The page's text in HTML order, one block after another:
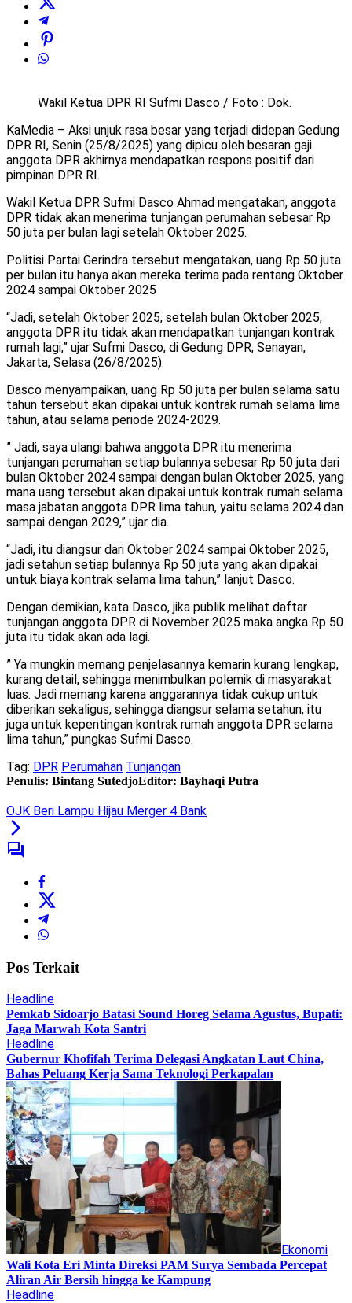
Wakil Ketua DPR RI Sufmi Dasco / Foto : Dok.
KaMedia – Aksi unjuk rasa besar yang terjadi didepan Gedung
DPR RI, Senin (25/8/2025) yang dipicu oleh besaran gaji
anggota DPR akhirnya mendapatkan respons positif dari
pimpinan DPR RI.
Wakil Ketua DPR Sufmi Dasco Ahmad mengatakan, anggota
DPR tidak akan menerima tunjangan perumahan sebesar Rp
50 juta per bulan lagi setelah Oktober 2025.
Politisi Partai Gerindra tersebut mengatakan, uang Rp 50 juta
per bulan itu hanya akan mereka terima pada rentang Oktober
2024 sampai Oktober 2025
“Jadi, setelah Oktober 2025, setelah bulan Oktober 2025,
anggota DPR itu tidak akan mendapatkan tunjangan kontrak
rumah lagi,” ujar Sufmi Dasco, di Gedung DPR, Senayan,
Jakarta, Selasa (26/8/2025).
Dasco menyampaikan, uang Rp 50 juta per bulan selama satu
tahun tersebut akan dipakai untuk kontrak rumah selama lima
tahun, atau selama periode 2024-2029.
” Jadi, saya ulangi bahwa anggota DPR itu menerima
tunjangan perumahan setiap bulannya sebesar Rp 50 juta dari
bulan Oktober 2024 sampai dengan bulan Oktober 2025, yang
mana uang tersebut akan dipakai untuk kontrak rumah selama
masa jabatan anggota DPR lima tahun, yaitu selama 2024 dan
sampai dengan 2029,” ujar dia.
“Jadi, itu diangsur dari Oktober 2024 sampai Oktober 2025,
jadi setahun setiap bulannya Rp 50 juta yang akan dipakai
untuk biaya kontrak selama lima tahun,” lanjut Dasco.
Dengan demikian, kata Dasco, jika publik melihat daftar
tunjangan anggota DPR di November 2025 maka angka Rp 50
juta itu tidak akan ada lagi.
” Ya mungkin memang penjelasannya kemarin kurang lengkap,
kurang detail, sehingga menimbulkan polemik di masyarakat
luas. Jadi memang karena anggarannya tidak cukup untuk
diberikan sekaligus, sehingga diangsur selama setahun, itu
juga untuk kepentingan kontrak rumah anggota DPR selama
lima tahun,” pungkas Sufmi Dasco.
Tag: DPR Perumahan Tunjangan
Penulis: Bintang SutedjoEditor: Bayhaqi Putra
OJK Beri Lampu Hijau Merger 4 Bank
Pos Terkait
Headline
Pemkab Sidoarjo Batasi Sound Horeg Selama Agustus, Bupati:
Jaga Marwah Kota Santri
Headline
Gubernur Khofifah Terima Delegasi Angkatan Laut China,
Bahas Peluang Kerja Sama Teknologi Perkapalan
Ekonomi
Wali Kota Eri Minta Direksi PAM Surya Sembada Percepat
Aliran Air Bersih hingga ke Kampung
Headline